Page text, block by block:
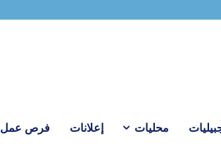
محليات إعلانات فرص عمل